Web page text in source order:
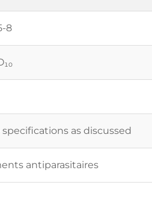
8
as discussed
antiparasitaires